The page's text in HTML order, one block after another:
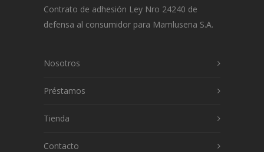
Contrato de adhesión Ley Nro 24240 de
defensa al consumidor para Mamlusena S.A.
Nosotros
Préstamos
Tienda
Contacto